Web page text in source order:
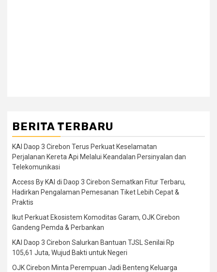
BERITA TERBARU
KAI Daop 3 Cirebon Terus Perkuat Keselamatan
Perjalanan Kereta Api Melalui Keandalan Persinyalan dan
Telekomunikasi
Access By KAI di Daop 3 Cirebon Sematkan Fitur Terbaru,
Hadirkan Pengalaman Pemesanan Tiket Lebih Cepat &
Praktis
Ikut Perkuat Ekosistem Komoditas Garam, OJK Cirebon
Gandeng Pemda & Perbankan
KAI Daop 3 Cirebon Salurkan Bantuan TJSL Senilai Rp
105,61 Juta, Wujud Bakti untuk Negeri
OJK Cirebon Minta Perempuan Jadi Benteng Keluarga